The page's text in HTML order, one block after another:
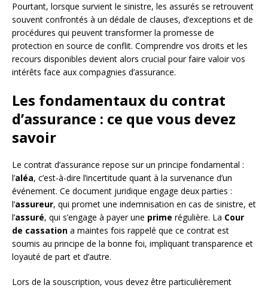
Pourtant, lorsque survient le sinistre, les assurés se retrouvent
souvent confrontés à un dédale de clauses, d’exceptions et de
procédures qui peuvent transformer la promesse de
protection en source de conflit. Comprendre vos droits et les
recours disponibles devient alors crucial pour faire valoir vos
intérêts face aux compagnies d’assurance.
Les fondamentaux du contrat
d’assurance : ce que vous devez
savoir
Le contrat d’assurance repose sur un principe fondamental :
l’aléa, c’est-à-dire l’incertitude quant à la survenance d’un
événement. Ce document juridique engage deux parties :
l’assureur, qui promet une indemnisation en cas de sinistre, et
l’assuré, qui s’engage à payer une prime régulière. La Cour
de cassation a maintes fois rappelé que ce contrat est
soumis au principe de la bonne foi, impliquant transparence et
loyauté de part et d’autre.
Lors de la souscription, vous devez être particulièrement